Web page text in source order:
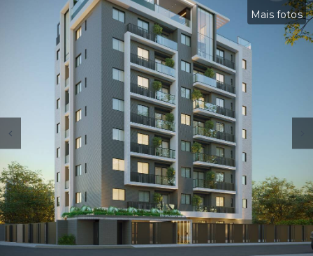
Mais fotos